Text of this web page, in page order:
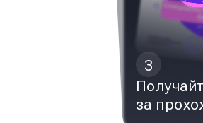
3
за